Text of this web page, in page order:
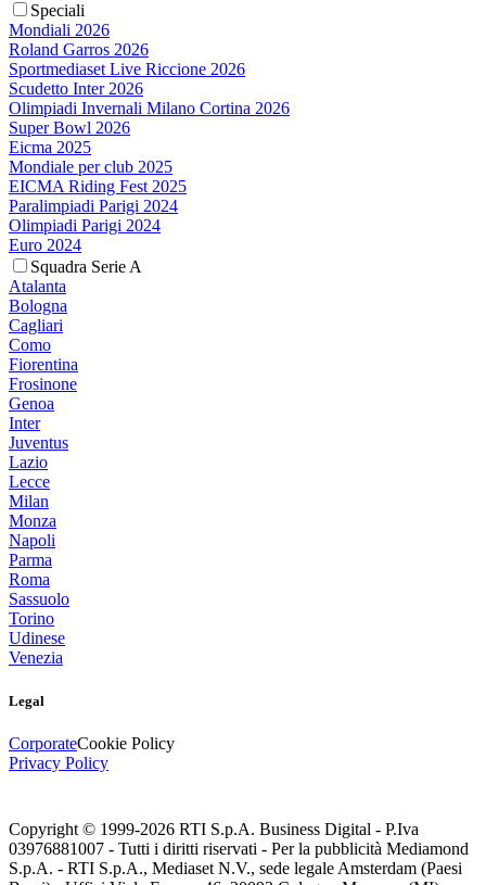
Speciali
Mondiali 2026
Roland Garros 2026
Sportmediaset Live Riccione 2026
Scudetto Inter 2026
Olimpiadi Invernali Milano Cortina 2026
Super Bowl 2026
Eicma 2025
Mondiale per club 2025
EICMA Riding Fest 2025
Paralimpiadi Parigi 2024
Olimpiadi Parigi 2024
Euro 2024
Squadra Serie A
Atalanta
Bologna
Cagliari
Como
Fiorentina
Frosinone
Genoa
Inter
Juventus
Lazio
Lecce
Milan
Monza
Napoli
Parma
Roma
Sassuolo
Torino
Udinese
Venezia
Legal
CorporateCookie Policy
Privacy Policy
Copyright © 1999-2026 RTI S.p.A. Business Digital - P.Iva
03976881007 - Tutti i diritti riservati - Per la pubblicità Mediamond
S.p.A. - RTI S.p.A., Mediaset N.V., sede legale Amsterdam (Paesi